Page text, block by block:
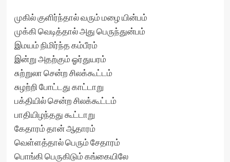
முகில் குளிர்ந்தால் வரும் மழை யின்பம்
முக்கி வெடித்தால் அது பெருந்துன்பம்
இமயம் நிமிர்ந்த கம்பீரம்
இன்று அதற்கும் ஓர்துயரம்
சுற்றுலா சென்ற சிலக்கூட்டம்
சுழற்றி போட்டது காட்டாறு
பக்தியில் சென்ற சிலக்கூட்டம்
பாதியிழந்தது கூட்டாறு
கேதாரம் தான் ஆதாரம்
வெள்ளத்தால் பெரும் சேதாரம்
பொங்கி பெருகிடும் கங்கையிலே